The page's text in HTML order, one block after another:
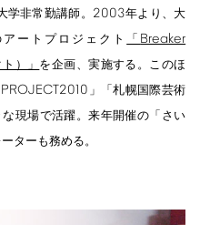
非常勤講師。 2003年より、大
ートプロジェクト
「 Breaker
）」 を企画、実施する。このほ
PROJECT2010 」「札幌国際芸術
現場で活躍。来年開催の「さい
ターも務める。